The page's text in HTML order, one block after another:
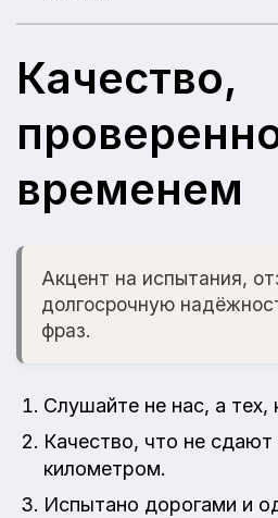
Качество,
временем
Акцент на испытания,
долгосрочную
фраз.
Слушайте не нас, а тех,
Качество, что не
километром.
Испытано дорогами и